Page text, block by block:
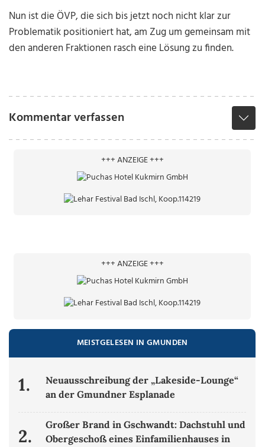
Nun ist die ÖVP, die sich bis jetzt noch nicht klar zur
Problematik positioniert hat, am Zug um gemeinsam mit
den anderen Fraktionen rasch eine Lösung zu finden.
Kommentar verfassen
+++ ANZEIGE +++
+++ ANZEIGE +++
MEISTGELESEN IN GMUNDEN
1.
Neuausschreibung der „Lakeside-Lounge“
an der Gmundner Esplanade
2.
Großer Brand in Gschwandt: Dachstuhl und
Obergeschoß eines Einfamilienhauses in